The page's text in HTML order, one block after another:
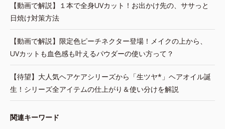
【動画で解説】１本で全身UVカット！お出かけ先の、ササっと
日焼け対策方法
【動画で解説】限定色ピーチネクター登場！メイクの上から、
UVカットも血色感も叶えるパウダーの使い方って？
【待望】大人気ヘアケアシリーズから「生ツヤ*」ヘアオイル誕
生！シリーズ全アイテムの仕上がり＆使い分けを解説
関連キーワード